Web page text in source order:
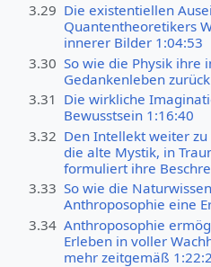
3.29 Die existentiellen
Quantentheoretikers
innerer Bilder 1:04:53
3.30 So wie die Physik ihre
Gedankenleben
3.31 Die wirkliche
Bewusstsein 1:16:40
3.32 Den Intellekt weiter
die alte Mystik, in
formuliert ihre
3.33 So wie die
Anthroposophie eine
3.34 Anthroposophie
Erleben in voller
mehr zeitgemäß